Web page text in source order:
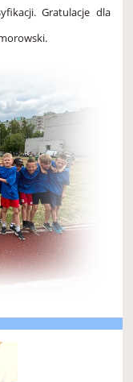
Gratulacje dla